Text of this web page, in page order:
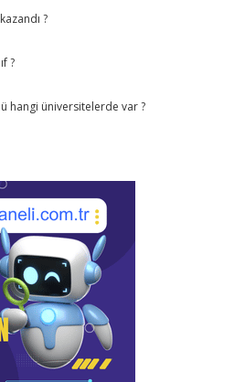
?
?
hangi üniversitelerde var ?